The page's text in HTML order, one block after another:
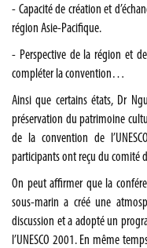
- Capacité de création et
région Asie-Pacifique.
- Perspective de la région et
compléter la convention…
Ainsi que certains états, Dr
préservation du patrimoine
de la convention de
participants ont reçu du comité
On peut affirmer que la
sous-marin a créé une
discussion et a adopté un
l’UNESCO 2001. En même